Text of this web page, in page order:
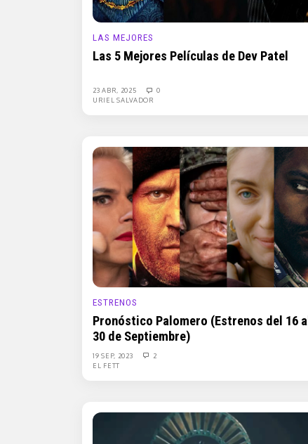
LAS MEJORES
Las 5 Mejores Películas de Dev Patel
23 ABR, 2025
0
URIEL SALVADOR
ESTRENOS
Pronóstico Palomero (Estrenos del 16 al
30 de Septiembre)
19 SEP, 2023
2
EL FETT